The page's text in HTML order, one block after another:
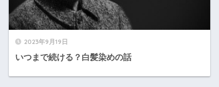
2023年9月19日
いつまで続ける？白髪染めの話